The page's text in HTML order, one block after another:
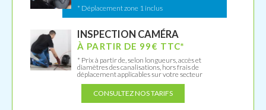
* Déplacement zone 1 inclus
INSPECTION CAMÉRA
À PARTIR DE 99€ TTC*
* Prix à partir de, selon longueurs, accès et
diamètres des canalisations, hors frais de
déplacement applicables sur votre secteur
CONSULTEZ NOS TARIFS